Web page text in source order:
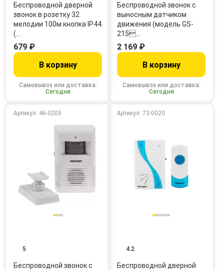
Беспроводной дверной
звонок в розетку 32
мелодии 100м кнопка IP44
(…
Самовывоз или доставка:
Сегодня
679 ₽
В корзину
Беспроводной звонок с
выносным датчиком
движения (модель GS-
215…
Самовывоз или доставка:
Сегодня
2 169 ₽
В корзину
Артикул: 46-0205
5
Беспроводной звонок с
Артикул: 73-0020
4.2
Беспроводной дверной